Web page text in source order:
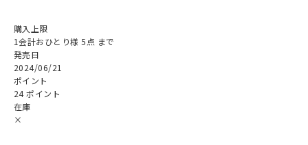
購入上限
1会計おひとり様 5点 まで
発売日
2024/06/21
ポイント
24 ポイント
在庫
×